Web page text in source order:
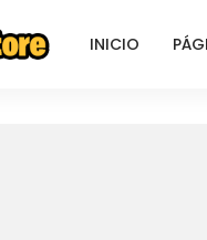
INICIO